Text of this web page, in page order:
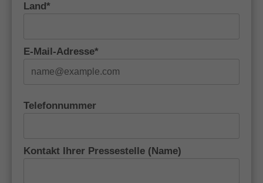
Land*
E-Mail-Adresse*
Telefonnummer
Kontakt Ihrer Pressestelle (Name)